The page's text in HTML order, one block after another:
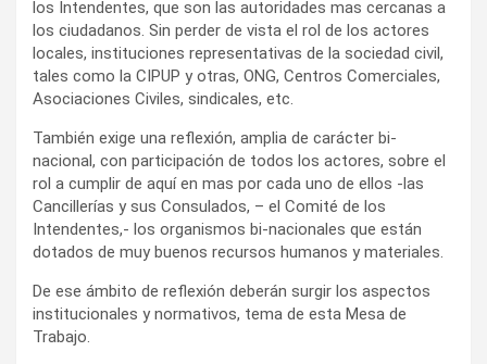
los Intendentes, que son las autoridades mas cercanas a
los ciudadanos. Sin perder de vista el rol de los actores
locales, instituciones representativas de la sociedad civil,
tales como la CIPUP y otras, ONG, Centros Comerciales,
Asociaciones Civiles, sindicales, etc.
También exige una reflexión, amplia de carácter bi-
nacional, con participación de todos los actores, sobre el
rol a cumplir de aquí en mas por cada uno de ellos -las
Cancillerías y sus Consulados, – el Comité de los
Intendentes,- los organismos bi-nacionales que están
dotados de muy buenos recursos humanos y materiales.
De ese ámbito de reflexión deberán surgir los aspectos
institucionales y normativos, tema de esta Mesa de
Trabajo.